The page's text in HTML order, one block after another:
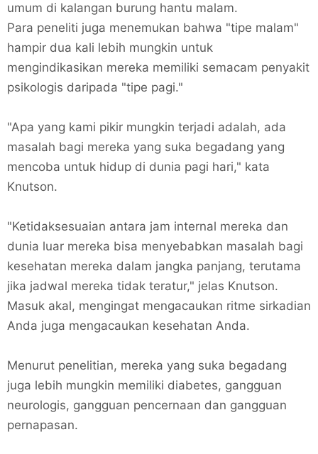
umum di kalangan burung hantu malam.
Para peneliti juga menemukan bahwa "tipe malam"
hampir dua kali lebih mungkin untuk
mengindikasikan mereka memiliki semacam penyakit
psikologis daripada "tipe pagi."
"Apa yang kami pikir mungkin terjadi adalah, ada
masalah bagi mereka yang suka begadang yang
mencoba untuk hidup di dunia pagi hari," kata
Knutson.
"Ketidaksesuaian antara jam internal mereka dan
dunia luar mereka bisa menyebabkan masalah bagi
kesehatan mereka dalam jangka panjang, terutama
jika jadwal mereka tidak teratur," jelas Knutson.
Masuk akal, mengingat mengacaukan ritme sirkadian
Anda juga mengacaukan kesehatan Anda.
Menurut penelitian, mereka yang suka begadang
juga lebih mungkin memiliki diabetes, gangguan
neurologis, gangguan pencernaan dan gangguan
pernapasan.